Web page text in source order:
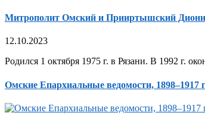
Митрополит Омский и Прииртышский
12.10.2023
Родился 1 октября 1975 г. в Рязани. В 1992 г.
Омские Епархиальные ведомости, 1898–1917